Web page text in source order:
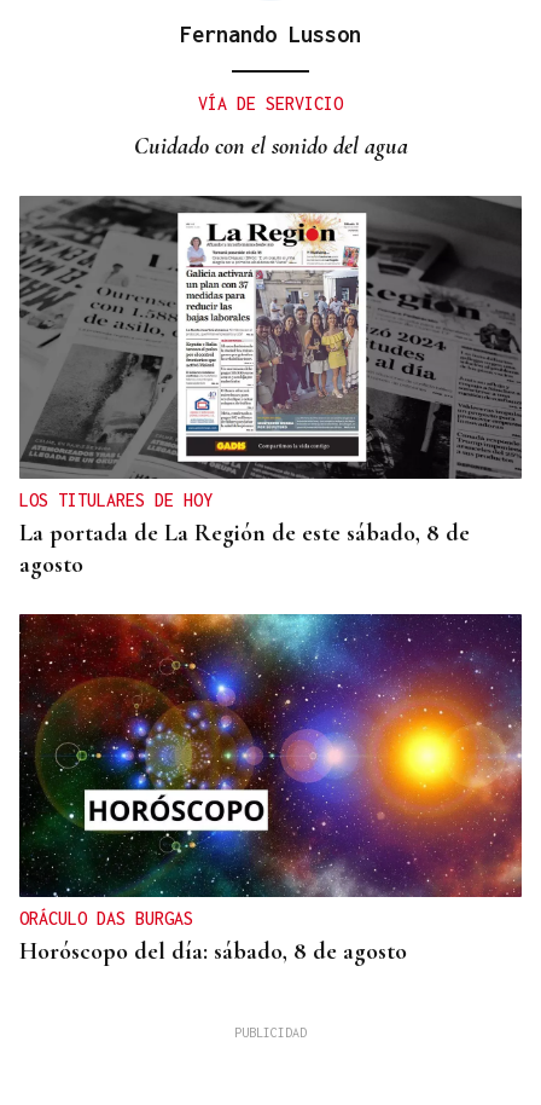
El PSOE garantiza que Felipe VI visitará Ceuta
Fernando Lusson
VÍA DE SERVICIO
Cuidado con el sonido del agua
LOS TITULARES DE HOY
La portada de La Región de este sábado, 8 de
agosto
ORÁCULO DAS BURGAS
Horóscopo del día: sábado, 8 de agosto